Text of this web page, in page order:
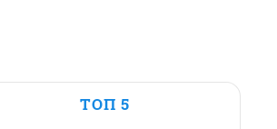
ТОП 5